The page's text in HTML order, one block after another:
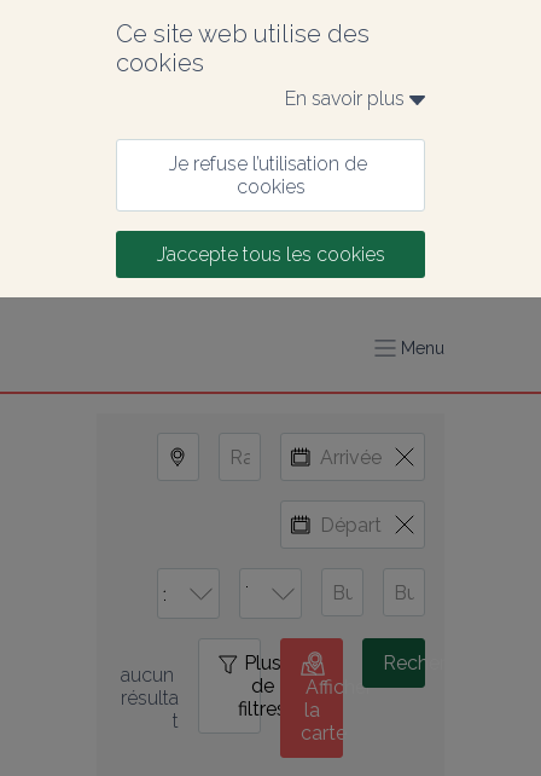
Ce site web utilise des
cookies
En savoir plus
Je refuse l’utilisation de
cookies
J’accepte tous les cookies
Menu
aucun
résulta
t
Plus
de
filtres
Afficher
la
carte
Rechercher